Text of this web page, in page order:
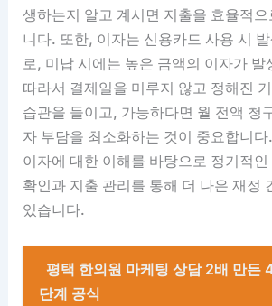
생하는지 알고 계시면 지출을 효율적
니다. 또한, 이자는 신용카드 사용 시
로, 미납 시에는 높은 금액의 이자가 발
따라서 결제일을 미루지 않고 정해진
습관을 들이고, 가능하다면 월 전액 청
자 부담을 최소화하는 것이 중요합니
이자에 대한 이해를 바탕으로 정기적
확인과 지출 관리를 통해 더 나은 재정
있습니다.
평택 한의원 마케팅 상담 2배 만든
단계 공식